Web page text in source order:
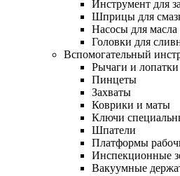
Инструмент для
Шприцы для
Насосы для масла
Головки для
Вспомогательный
Рычаги и лопатки
Пинцеты
Захваты
Коврики и маты
Ключи
Шпатели
Платформы
Инспекционные
Вакуумные